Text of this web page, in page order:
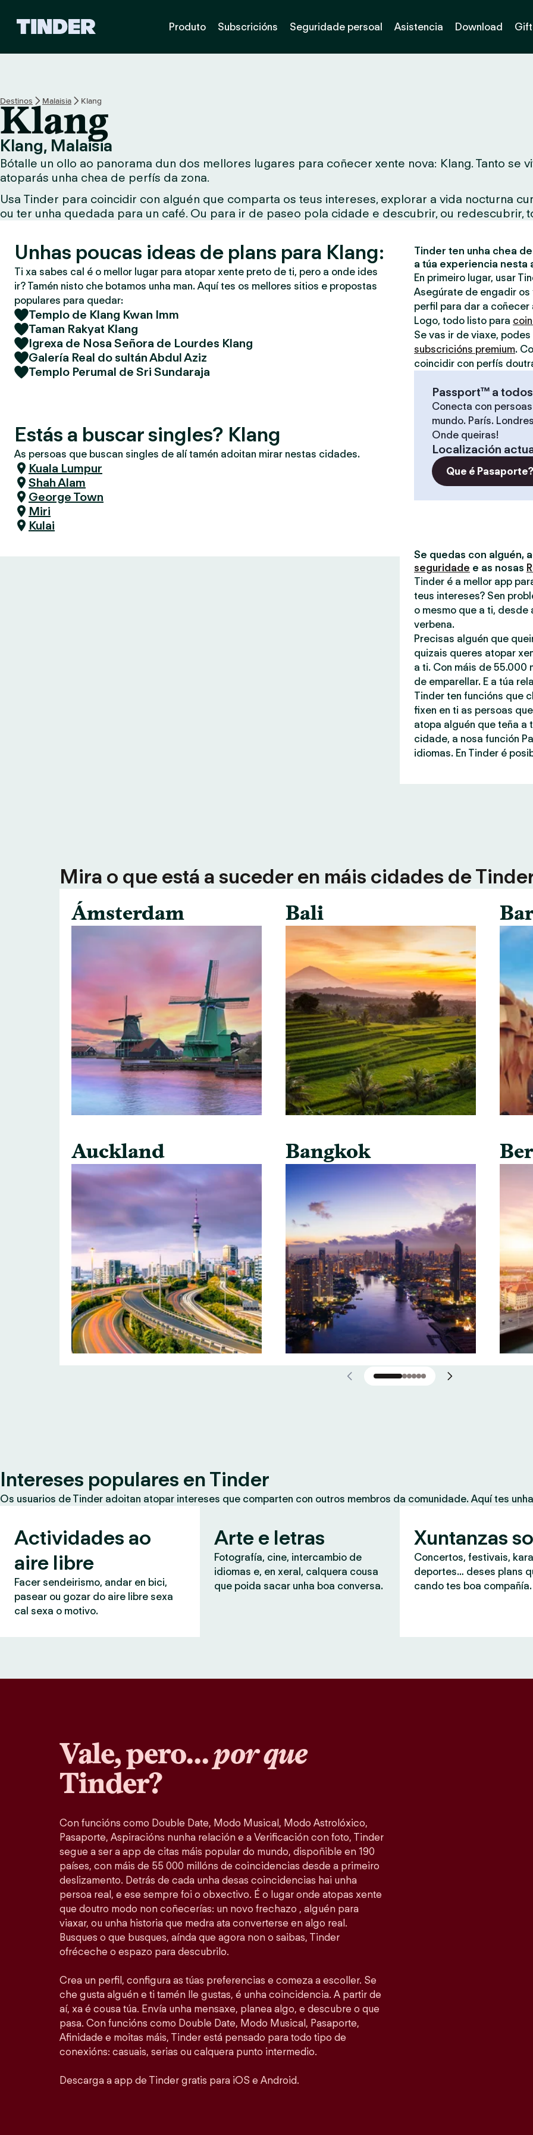
H
o
m
e
Produto Subscricións Seguridade persoal Asistencia Download
Destinos Malaisia Klang
Klang
Klang, Malaisia
Bótalle un ollo ao panorama dun dos mellores lugares para coñecer xente nova: Klang. Tanto se
atoparás unha chea de perfís da zona.
Usa Tinder para coincidir con alguén que comparta os teus intereses, explorar a vida nocturna
ou ter unha quedada para un café. Ou para ir de paseo pola cidade e descubrir, ou redescubrir,
Unhas poucas ideas de plans para Klang:
Ti xa sabes cal é o mellor lugar para atopar xente preto de ti, pero a onde ides
ir? Tamén nisto che botamos unha man. Aquí tes os mellores sitios e propostas
populares para quedar:
Templo de Klang Kwan Imm
Taman Rakyat Klang
Igrexa de Nosa Señora de Lourdes Klang
Galería Real do sultán Abdul Aziz
Templo Perumal de Sri Sundaraja
Estás a buscar singles? Klang
As persoas que buscan singles de alí tamén adoitan mirar nestas cidades.
Kuala Lumpur
Shah Alam
George Town
Miri
Kulai
Tinder ten unha chea
a túa experiencia nesta
En primeiro lugar, usar
Asegúrate de engadir
perfil para dar a
Logo, todo listo para
Se vas ir de viaxe, podes
subscricións premium.
coincidir con perfís
Passport™ a
Conecta con
mundo. París.
Onde queiras!
Localización
Que é Pasaporte?
Se quedas con alguén,
seguridade e as nosas
Tinder é a mellor app
teus intereses? Sen
o mesmo que a ti,
verbena.
Precisas alguén que
quizais queres atopar
a ti. Con máis de 55.000
de emparellar. E a túa
Tinder ten funcións que
fixen en ti as persoas
atopa alguén que teña a
cidade, a nosa función
idiomas. En Tinder é
Mira o que está a suceder en máis cidades de
Ámsterdam
Auckland
Bali
Bangkok
Intereses populares en Tinder
Os usuarios de Tinder adoitan atopar intereses que comparten con outros membros da comunidade. Aquí tes
Actividades ao
aire libre
Facer sendeirismo, andar en bici,
pasear ou gozar do aire libre sexa
cal sexa o motivo.
Arte e letras
Fotografía, cine, intercambio de
idiomas e, en xeral, calquera cousa
que poida sacar unha boa conversa.
Xuntanzas
Concertos, festivais,
deportes… deses plans
cando tes boa compañía.
Vale, pero…por que
Tinder?
Con funcións como Double Date, Modo Musical, Modo Astrolóxico,
Pasaporte, Aspiracións nunha relación e a Verificación con foto, Tinder
segue a ser a app de citas máis popular do mundo, dispoñible en 190
países, con máis de 55 000 millóns de coincidencias desde a primeiro
deslizamento. Detrás de cada unha desas coincidencias hai unha
persoa real, e ese sempre foi o obxectivo. É o lugar onde atopas xente
que doutro modo non coñecerías: un novo frechazo , alguén para
viaxar, ou unha historia que medra ata converterse en algo real.
Busques o que busques, aínda que agora non o saibas, Tinder
ofréceche o espazo para descubrilo.
Crea un perfil, configura as túas preferencias e comeza a escoller. Se
che gusta alguén e ti tamén lle gustas, é unha coincidencia. A partir de
aí, xa é cousa túa. Envía unha mensaxe, planea algo, e descubre o que
pasa. Con funcións como Double Date, Modo Musical, Pasaporte,
Afinidade e moitas máis, Tinder está pensado para todo tipo de
conexións: casuais, serias ou calquera punto intermedio.
Descarga a app de Tinder gratis para iOS e Android.